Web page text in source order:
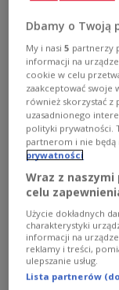
Der ukrainische
Kleist-Preis im Beisein
des MSC-Vorsitzenden
Ministerpräsidenten
Sicherheitskonferenz
nimmt den EPA/
Bei der
Ukrainer
freien Welt für
russische
genug wäre.
genug“,
Mut,
Soldaten wie
Dbamy o Twoją
My i nasi5 partnerzy
informacji na
cookie w celu
zaakceptować swoje
również skorzystać z
uzasadnionego
polityki prywatności.
partnerom i nie będą
prywatności
Wraz z
celu
Użycie dokładnych
charakterystyki
informacji na
reklamy i treści,
ulepszanie usług.
Lista partnerów